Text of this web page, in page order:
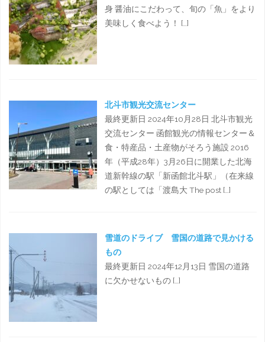
身 醤油にこだわって、旬の「魚」をより
美味しく食べよう！ […]
北斗市観光交流センター
最終更新日 2024年10月28日 北斗市観光
交流センター 函館観光の情報センター＆
食・特産品・土産物がそろう施設 2016
年（平成28年）3月26日に開業した北海
道新幹線の駅「新函館北斗駅」（在来線
の駅としては「渡島大 The post […]
雪道のドライブ 雪国の道路で見かける
もの
最終更新日 2024年12月13日 雪国の道路
に欠かせないもの […]